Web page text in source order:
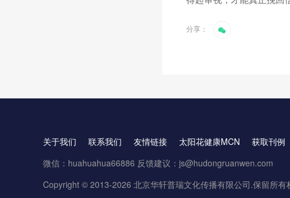
分享：
关于我们 联系我们 友情链接 太阳花健康MCN 获取刊例
微信：huahuahua66886 反馈建议：js@hudongruanwen.com
Copyright © 2013-2026 北京华轩普瑞文化传播有限公司.保留所有